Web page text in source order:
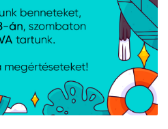
Logitech M220 Silent -
Fekete